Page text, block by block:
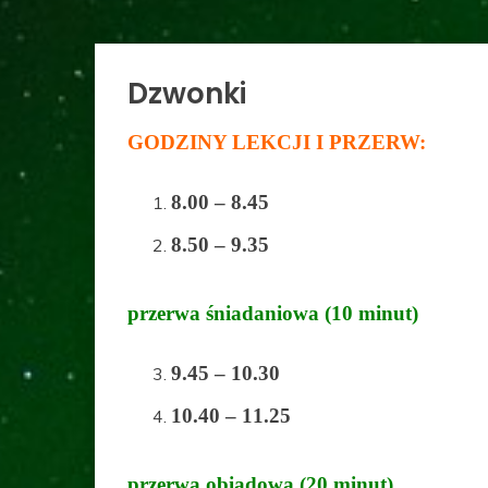
Dzwonki
GODZINY LEKCJI I PRZERW:
8.00 – 8.45
8.50 – 9.35
przerwa śniadaniowa (10 minut)
9.45 – 10.30
10.40 – 11.25